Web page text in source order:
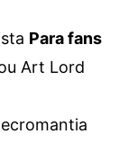
Para fans
Art Lord